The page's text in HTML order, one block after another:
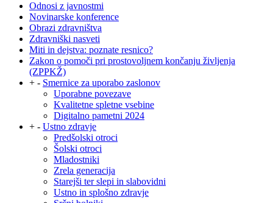
Odnosi z javnostmi
Novinarske konference
Obrazi zdravništva
Zdravniški nasveti
Miti in dejstva: poznate resnico?
Zakon o pomoči pri prostovoljnem končanju življenja
(ZPPKŽ)
+ - Smernice za uporabo zaslonov
Uporabne povezave
Kvalitetne spletne vsebine
Digitalno pametni 2024
+ - Ustno zdravje
Predšolski otroci
Šolski otroci
Mladostniki
Zrela generacija
Starejši ter slepi in slabovidni
Ustno in splošno zdravje